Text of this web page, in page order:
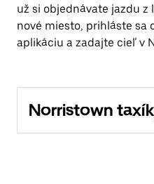
už si objednávate jazdu
nové miesto, prihláste sa
aplikáciu a zadajte cieľ v
Norristown